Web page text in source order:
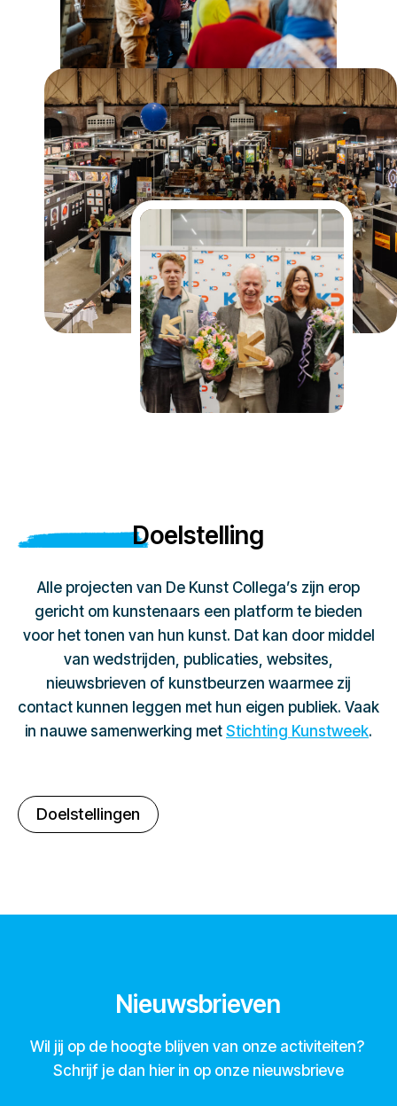
Doelstelling
Alle projecten van De Kunst Collega’s zijn erop
gericht om kunstenaars een platform te bieden
voor het tonen van hun kunst. Dat kan door middel
van wedstrijden, publicaties, websites,
nieuwsbrieven of kunstbeurzen waarmee zij
contact kunnen leggen met hun eigen publiek. Vaak
in nauwe samenwerking met Stichting Kunstweek.
Doelstellingen
Nieuwsbrieven
Wil jij op de hoogte blijven van onze activiteiten?
Schrijf je dan hier in op onze nieuwsbrieve